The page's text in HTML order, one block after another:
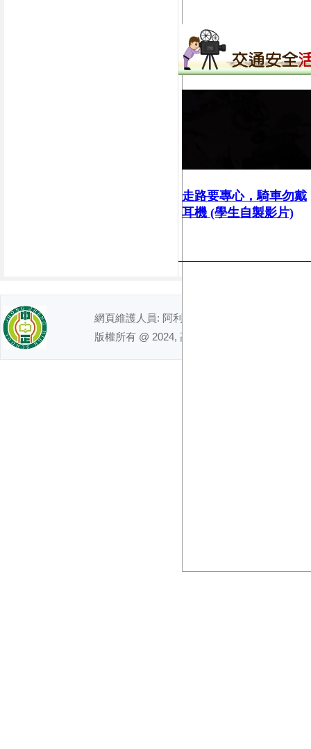
走路要專心，騎車勿戴
耳機 (學生自製影片)
網頁維護人員: 阿利｜ 電話 : (07)7491992
版權所有 @ 2024, 高雄市立中正高級中學. All